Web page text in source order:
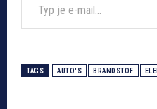
TAGS AUTO'S BRANDSTOF